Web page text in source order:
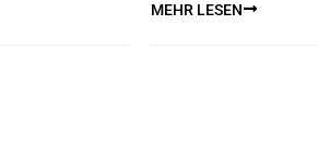
MEHR LESEN